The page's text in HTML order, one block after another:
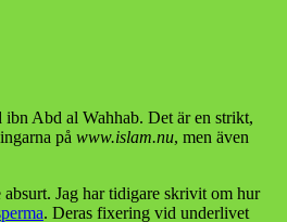
Abd al Wahhab. Det är en strikt,
på www.islam.nu, men även
Jag har tidigare skrivit om hur
. Deras fixering vid underlivet